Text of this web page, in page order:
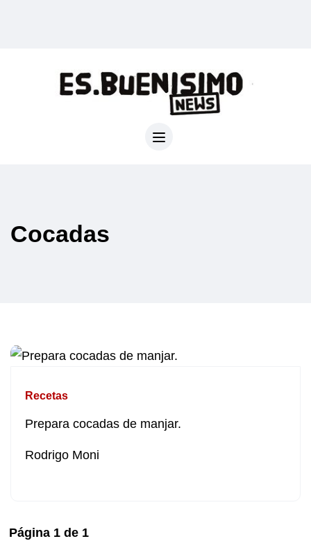
Cocadas
Recetas
Prepara cocadas de manjar.
Rodrigo Moni
Página 1 de 1